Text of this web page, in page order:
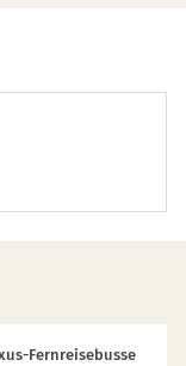
Fernreisebusse